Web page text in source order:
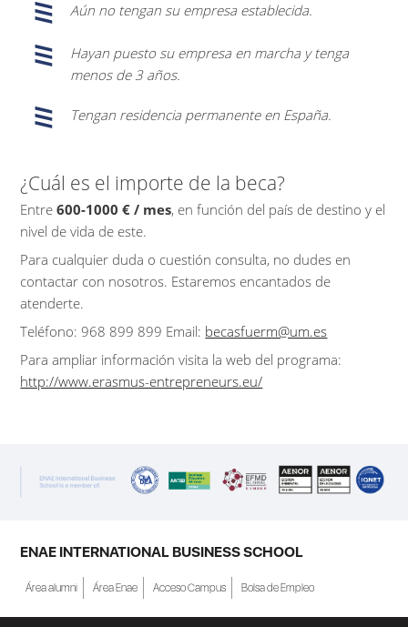
Aún no tengan su empresa establecida.
Hayan puesto su empresa en marcha y tenga
menos de 3 años.
Tengan residencia permanente en España.
¿Cuál es el importe de la beca?
Entre600-1000 € / mes, en función del país de destino y el
nivel de vida de este.
Para cualquier duda o cuestión consulta, no dudes en
contactar con nosotros. Estaremos encantados de
atenderte.
Teléfono: 968 899 899 Email: becasfuerm@um.es
Para ampliar información visita la web del programa:
http://www.erasmus-entrepreneurs.eu/
ENAE INTERNATIONAL BUSINESS SCHOOL
Área alumni Área Enae Acceso Campus Bolsa de Empleo